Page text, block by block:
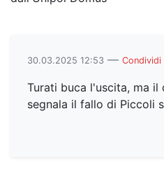
30.03.2025 12:53 — Condividi
Turati buca l'uscita, ma
segnala il fallo di Piccoli